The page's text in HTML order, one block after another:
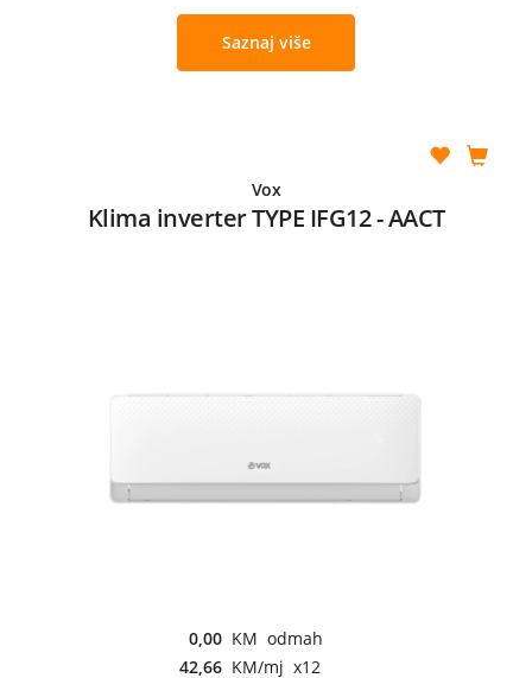
Saznaj više
Vox
Klima inverter TYPE IFG12 - AACT
0,00 KM odmah
42,66 KM/mj x12